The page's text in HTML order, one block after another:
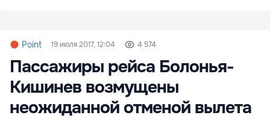
Point 19 июля 2017, 12:04 4 574
Пассажиры рейса Болонья-
Кишинев возмущены
неожиданной отменой вылета